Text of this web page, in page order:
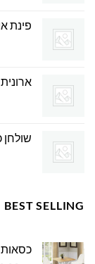
פינת
שולחן
BEST SELLING
כסאות